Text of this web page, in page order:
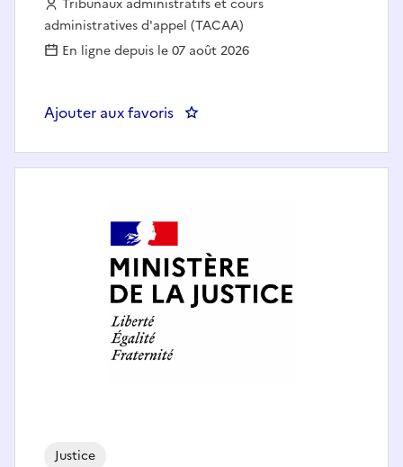
Employeur :
Tribunaux administratifs et cours
administratives d'appel (TACAA)
En ligne depuis le 07 août 2026
Ajouter aux favoris : Assistante / Assistant
Justice